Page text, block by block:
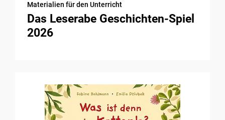
Materialien für den Unterricht
Das Leserabe Geschichten-Spiel
2026